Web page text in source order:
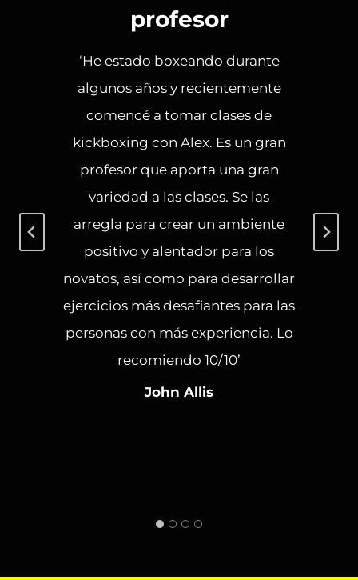
profesor
‘He estado boxeando durante
algunos años y recientemente
comencé a tomar clases de
kickboxing con Alex. Es un gran
profesor que aporta una gran
variedad a las clases. Se las
arregla para crear un ambiente
positivo y alentador para los
novatos, así como para desarrollar
ejercicios más desafiantes para las
personas con más experiencia. Lo
recomiendo 10/10’
John Allis